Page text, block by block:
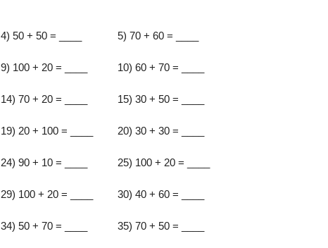
4) 50 + 50 = ____ 5) 70 + 60 = ____
9) 100 + 20 = ____ 10) 60 + 70 = ____
14) 70 + 20 = ____ 15) 30 + 50 = ____
19) 20 + 100 = ____ 20) 30 + 30 = ____
24) 90 + 10 = ____ 25) 100 + 20 = ____
29) 100 + 20 = ____ 30) 40 + 60 = ____
34) 50 + 70 = ____ 35) 70 + 50 = ____